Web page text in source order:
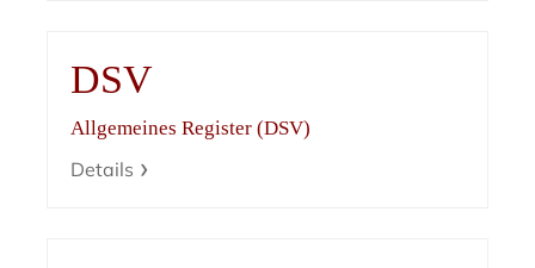
DSV
Allgemeines Register (DSV)
Details